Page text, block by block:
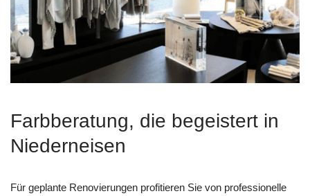
Farbberatung, die begeistert in
Niederneisen
Für geplante Renovierungen profitieren Sie von professionelle